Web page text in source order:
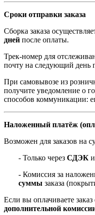
Сроки отправки заказа
Сборка заказа
дней после оплаты.
Трек-номер для
почту на следующий день
При самовывозе из
получите уведомление о
способов коммуникации:
Наложенный платёж
Возможен для заказов на
- Только через СДЭК
- Комиссия за
суммы заказа
Если вы оплачиваете заказ
дополнительной